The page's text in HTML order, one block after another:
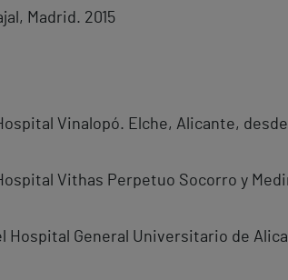
Madrid. 2015
Vinalopó. Elche, Alicante, desde
Vithas Perpetuo Socorro y
Hospital General Universitario de